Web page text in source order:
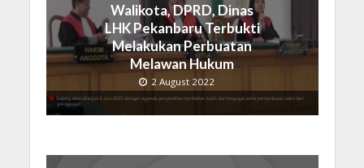
Walikota, DPRD, Dinas
LHK Pekanbaru Terbukti
Melakukan Perbuatan
Melawan Hukum
2 August 2022